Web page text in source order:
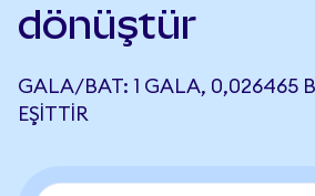
dönüştür
GALA/BAT: 1 GALA, 0,026465
EŞITTIR